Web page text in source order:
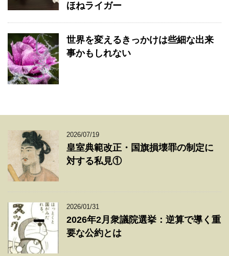
ほねライガー
世界を変えるきっかけは些細な出来
事かもしれない
2026/07/19
皇室典範改正・国旗損壊罪の制定に
対する私見①
2026/01/31
2026年2月衆議院選挙：逆算で導く重
要な公約とは